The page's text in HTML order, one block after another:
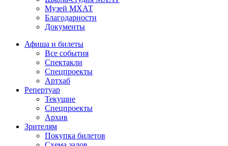
Музей МХАТ
Благодарности
Документы
Афиша и билеты
Все события
Спектакли
Спецпроекты
Артхаб
Репертуар
Текущие
Спецпроекты
Архив
Зрителям
Покупка билетов